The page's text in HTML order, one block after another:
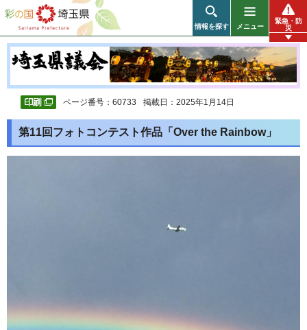
彩の国 埼玉県
情報を探す メニュー
緊急・防
災
ページ番号：60733 掲載日：2025年1月14日
第11回フォトコンテスト作品「Over the Rainbow」